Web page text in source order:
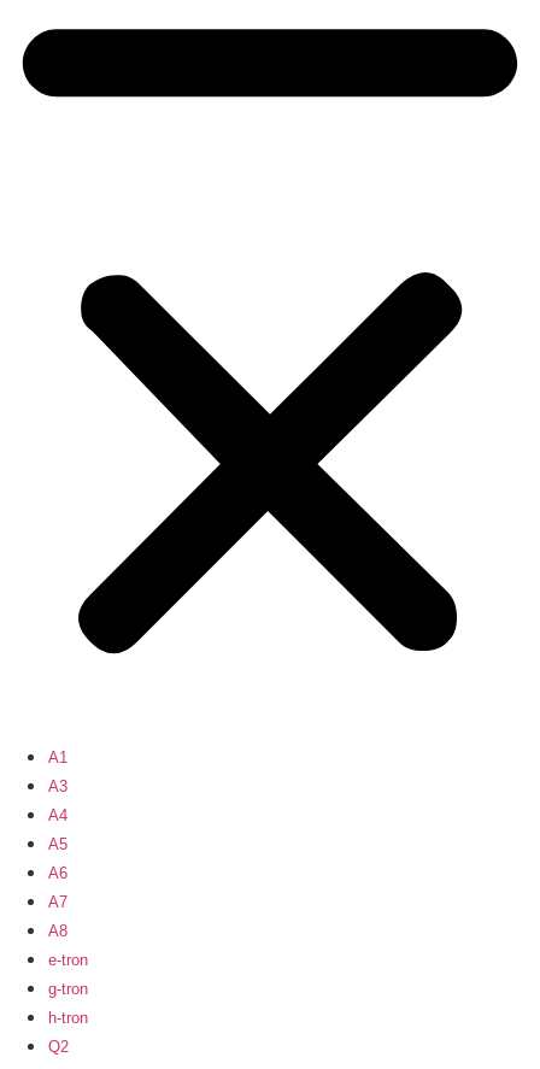
A1
A3
A4
A5
A6
A7
A8
e-tron
g-tron
h-tron
Q2